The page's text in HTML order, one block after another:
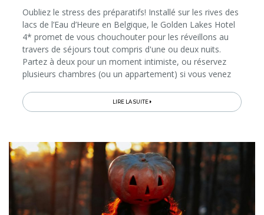
Oubliez le stress des préparatifs! Installé sur les rives des
lacs de l’Eau d’Heure en Belgique, le Golden Lakes Hotel
4* promet de vous chouchouter pour les réveillons au
travers de séjours tout compris d'une ou deux nuits.
Partez à deux pour un moment intimiste, ou réservez
plusieurs chambres (ou un appartement) si vous venez
LIRE LA SUITE